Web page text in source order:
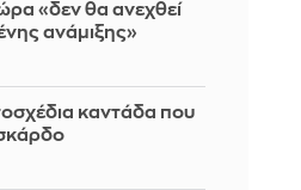
«δεν θα ανεχθεί
ανάμιξης»
καντάδα που